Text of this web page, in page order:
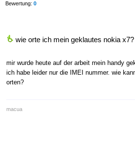
Bewertung: 0
wie orte ich mein geklautes nokia x7?
mir wurde heute auf der arbeit mein handy
ich habe leider nur die IMEI nummer. wie
orten?
macua